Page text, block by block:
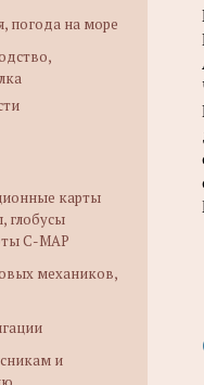
погода на море
карты
глобусы
C-MAP
механиков,
и